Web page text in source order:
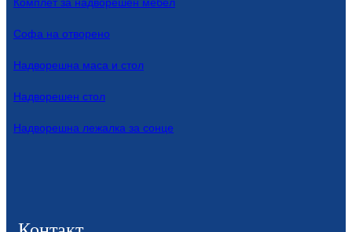
Комплет за надворешен мебел
Софа на отворено
Надворешна маса и стол
Надворешен стол
Надворешна лежалка за сонце